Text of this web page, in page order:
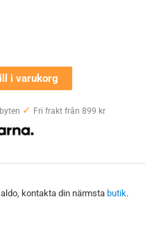
i varukorg
✓ Fri frakt från 899 kr
kontakta din närmsta butik.